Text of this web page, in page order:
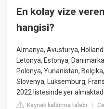
En kolay vize
hangisi?
Almanya, Avusturya,
Letonya, Estonya,
Polonya, Yunanistan,
Slovenya, Lüksemburg,
2022 listesinde yer
Kaynak kaldırma talebi |